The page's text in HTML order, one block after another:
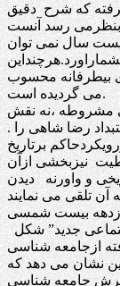
که شرح دقیق
بنظرمی رسد آنست
سال نمی توان
بیطرفانه محسوب
می گردیده است.
مشروطه ،نه نقش
رضا شاهی را .
برتاریخ
نیزبخشی ازآن
و واورنه دیدن
ازدهه بیست شمسی
جدید” شکل
ازجامعه شناسی
نشان می دهد که
جامعه شناسی